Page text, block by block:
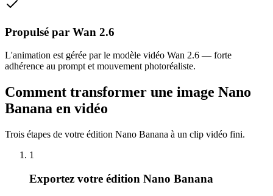
Propulsé par Wan 2.6
L'animation est gérée par le modèle vidéo Wan 2.6 — forte
adhérence au prompt et mouvement photoréaliste.
Comment transformer une image Nano
Banana en vidéo
Trois étapes de votre édition Nano Banana à un clip vidéo fini.
1
Exportez votre édition Nano Banana